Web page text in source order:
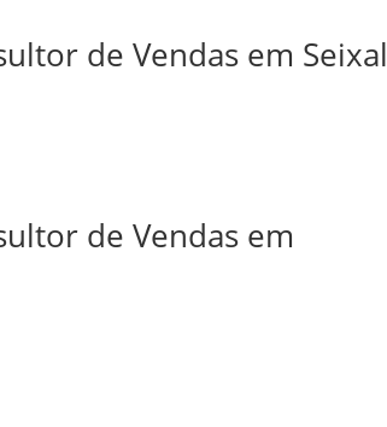
de Vendas em Seixal
de Vendas em